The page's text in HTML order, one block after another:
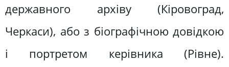
державного архіву (Кіровоград,
Черкаси), або з біографічною довідкою
і портретом керівника (Рівне).